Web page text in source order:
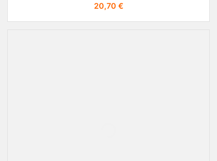
Preis
20,70 €